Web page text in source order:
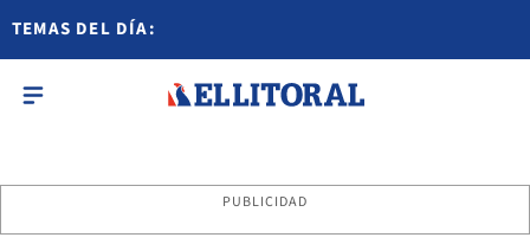
TEMAS DEL DÍA:
PUBLICIDAD